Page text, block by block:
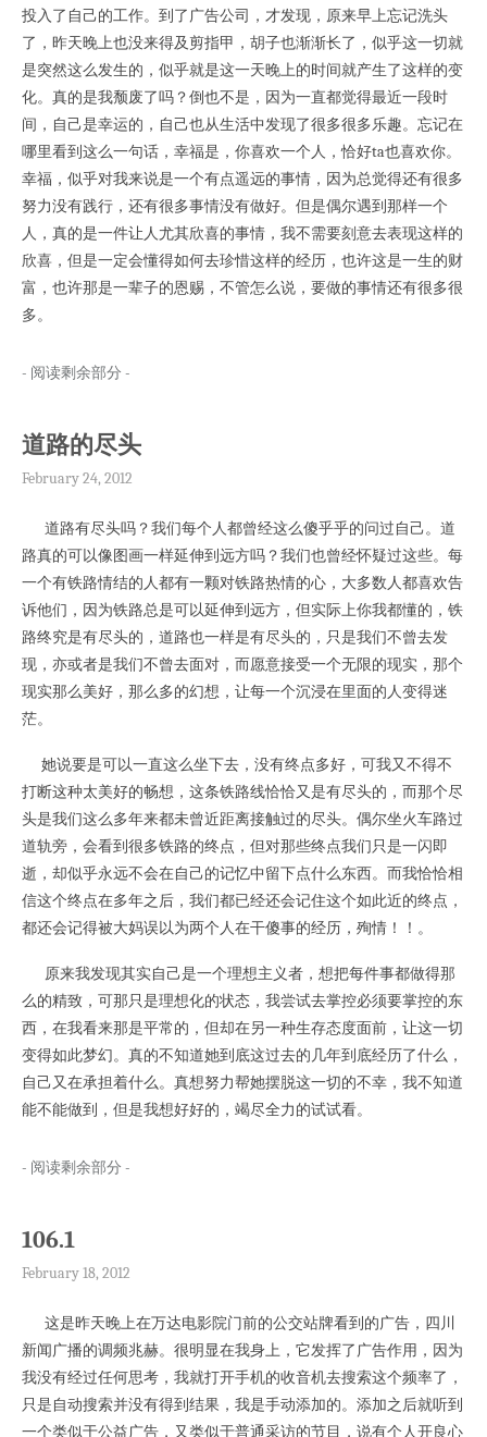
投入了自己的工作。到了广告公司，才发现，原来早上忘记洗头
了，昨天晚上也没来得及剪指甲，胡子也渐渐长了，似乎这一切就
是突然这么发生的，似乎就是这一天晚上的时间就产生了这样的变
化。真的是我颓废了吗？倒也不是，因为一直都觉得最近一段时
间，自己是幸运的，自己也从生活中发现了很多很多乐趣。忘记在
哪里看到这么一句话，幸福是，你喜欢一个人，恰好ta也喜欢你。
幸福，似乎对我来说是一个有点遥远的事情，因为总觉得还有很多
努力没有践行，还有很多事情没有做好。但是偶尔遇到那样一个
人，真的是一件让人尤其欣喜的事情，我不需要刻意去表现这样的
欣喜，但是一定会懂得如何去珍惜这样的经历，也许这是一生的财
富，也许那是一辈子的恩赐，不管怎么说，要做的事情还有很多很
多。
- 阅读剩余部分 -
道路的尽头
February 24, 2012
道路有尽头吗？我们每个人都曾经这么傻乎乎的问过自己。道
路真的可以像图画一样延伸到远方吗？我们也曾经怀疑过这些。每
一个有铁路情结的人都有一颗对铁路热情的心，大多数人都喜欢告
诉他们，因为铁路总是可以延伸到远方，但实际上你我都懂的，铁
路终究是有尽头的，道路也一样是有尽头的，只是我们不曾去发
现，亦或者是我们不曾去面对，而愿意接受一个无限的现实，那个
现实那么美好，那么多的幻想，让每一个沉浸在里面的人变得迷
茫。
她说要是可以一直这么坐下去，没有终点多好，可我又不得不
打断这种太美好的畅想，这条铁路线恰恰又是有尽头的，而那个尽
头是我们这么多年来都未曾近距离接触过的尽头。偶尔坐火车路过
道轨旁，会看到很多铁路的终点，但对那些终点我们只是一闪即
逝，却似乎永远不会在自己的记忆中留下点什么东西。而我恰恰相
信这个终点在多年之后，我们都已经还会记住这个如此近的终点，
都还会记得被大妈误以为两个人在干傻事的经历，殉情！！。
原来我发现其实自己是一个理想主义者，想把每件事都做得那
么的精致，可那只是理想化的状态，我尝试去掌控必须要掌控的东
西，在我看来那是平常的，但却在另一种生存态度面前，让这一切
变得如此梦幻。真的不知道她到底这过去的几年到底经历了什么，
自己又在承担着什么。真想努力帮她摆脱这一切的不幸，我不知道
能不能做到，但是我想好好的，竭尽全力的试试看。
- 阅读剩余部分 -
106.1
February 18, 2012
这是昨天晚上在万达电影院门前的公交站牌看到的广告，四川
新闻广播的调频兆赫。很明显在我身上，它发挥了广告作用，因为
我没有经过任何思考，我就打开手机的收音机去搜索这个频率了，
只是自动搜索并没有得到结果，我是手动添加的。添加之后就听到
一个类似于公益广告，又类似于普通采访的节目，说有个人开良心